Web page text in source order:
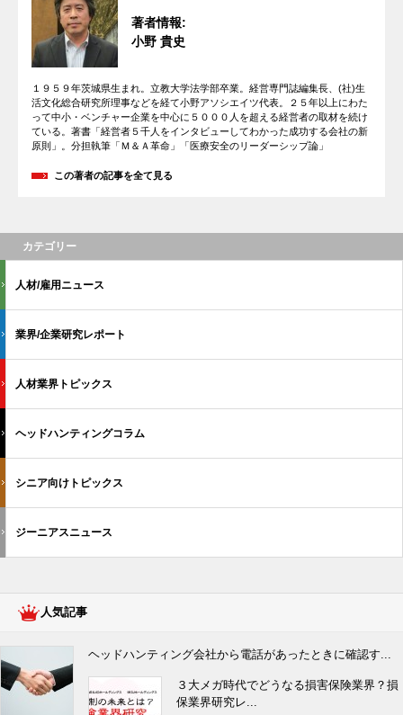
著者情報:
小野 貴史
１９５９年茨城県生まれ。立教大学法学部卒業。経営専門誌編集長、(社)生
活文化総合研究所理事などを経て小野アソシエイツ代表。２５年以上にわた
って中小・ベンチャー企業を中心に５０００人を超える経営者の取材を続け
ている。著書「経営者５千人をインタビューしてわかった成功する会社の新
原則」。分担執筆「Ｍ＆Ａ革命」「医療安全のリーダーシップ論」
この著者の記事を全て見る
カテゴリー
人材/雇用ニュース
業界/企業研究レポート
人材業界トピックス
ヘッドハンティングコラム
シニア向けトピックス
ジーニアスニュース
人気記事
ヘッドハンティング会社から電話があったときに確認す...
３大メガ時代でどうなる損害保険業界？損
保業界研究レ...